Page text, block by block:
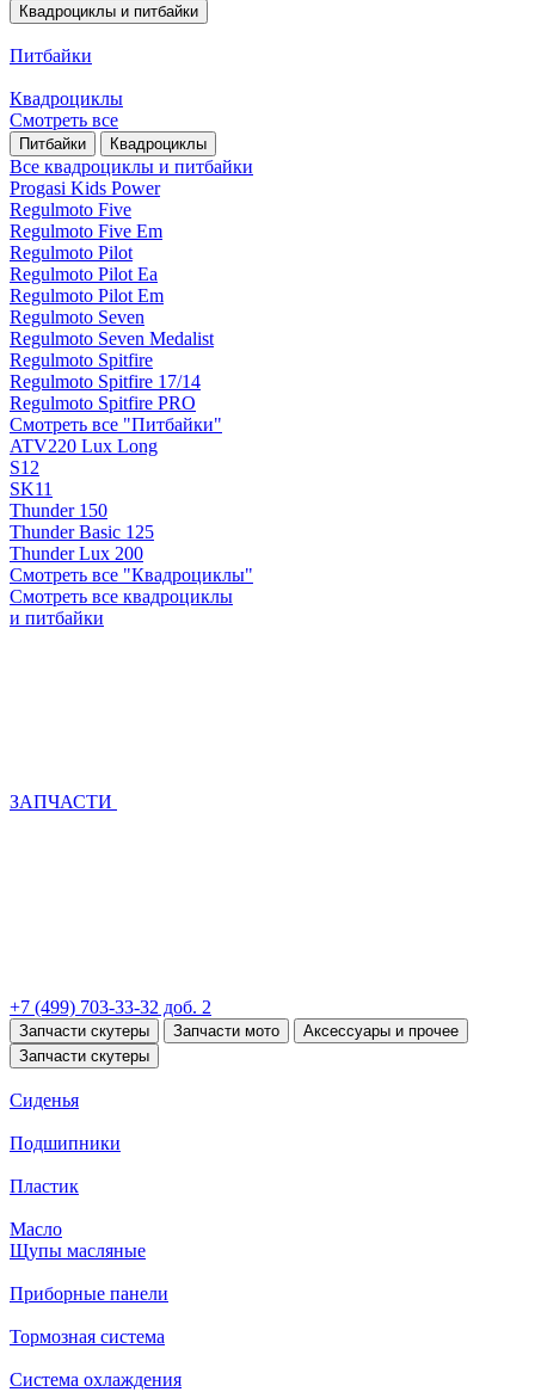
Квадроциклы и питбайки
Питбайки
Квадроциклы
Смотреть все
Питбайки Квадроциклы
Все квадроциклы и питбайки
Progasi Kids Power
Regulmoto Five
Regulmoto Five Em
Regulmoto Pilot
Regulmoto Pilot Ea
Regulmoto Pilot Em
Regulmoto Seven
Regulmoto Seven Medalist
Regulmoto Spitfire
Regulmoto Spitfire 17/14
Regulmoto Spitfire PRO
Смотреть все "Питбайки"
ATV220 Lux Long
S12
SK11
Thunder 150
Thunder Basic 125
Thunder Lux 200
Смотреть все "Квадроциклы"
Смотреть все квадроциклы
и питбайки
ЗАПЧАСТИ
+7 (499) 703-33-32 доб. 2
Запчасти скутеры Запчасти мото
Аксессуары и прочее
Запчасти скутеры
Сиденья
Подшипники
Пластик
Масло
Щупы масляные
Приборные панели
Тормозная система
Система охлаждения